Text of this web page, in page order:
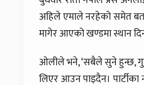
अहिले एमाले नरहेको समेत
मागेर आएको खण्डमा स्थान
ओलीले भने, ‘सबैले सुने हुन्छ,
लिएर आउन पाइदैन। पार्टीका